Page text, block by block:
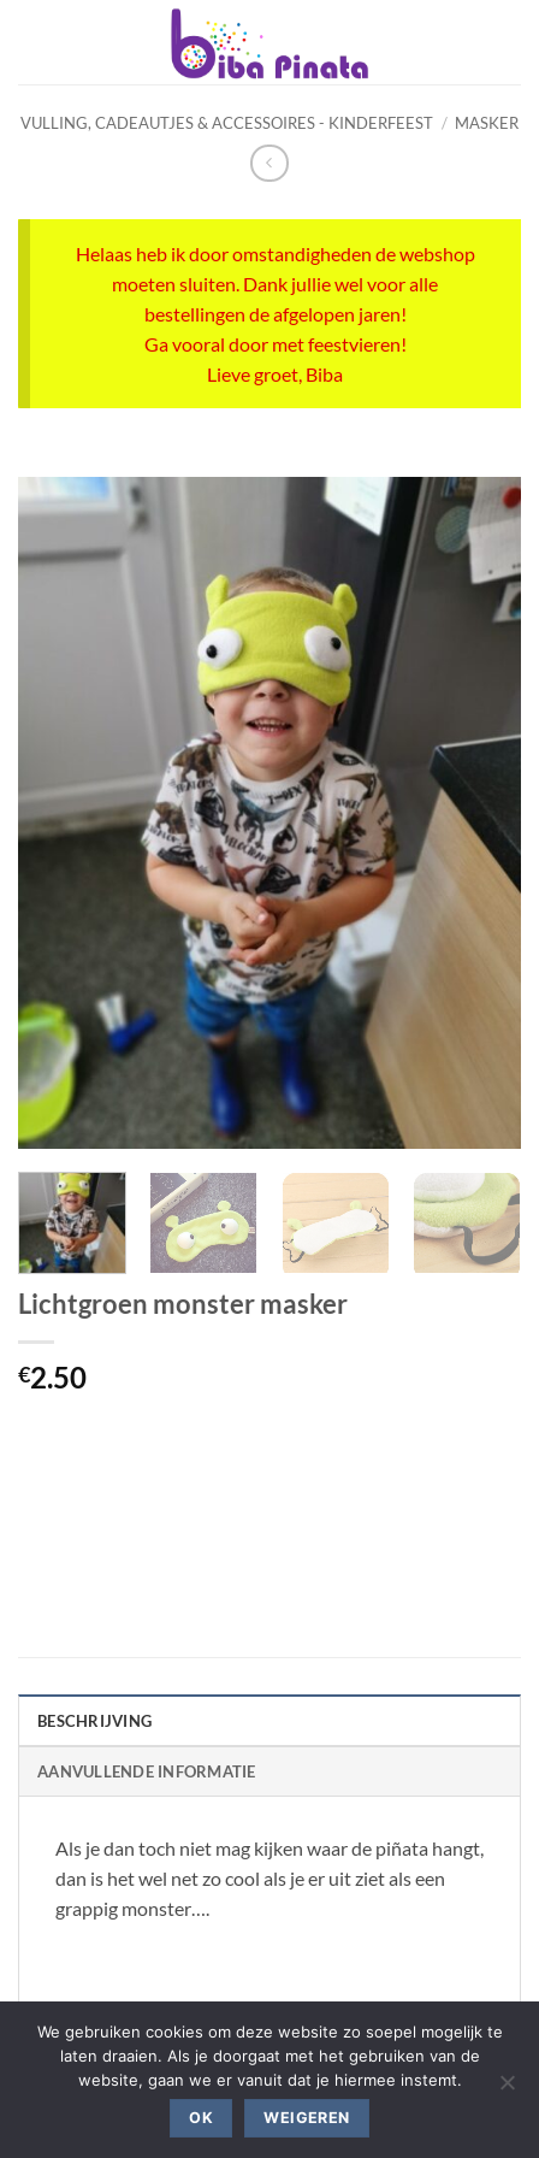
VULLING, CADEAUTJES & ACCESSOIRES - KINDERFEEST / MASKER
Helaas heb ik door omstandigheden de webshop
moeten sluiten. Dank jullie wel voor alle
bestellingen de afgelopen jaren!
Ga vooral door met feestvieren!
Lieve groet, Biba
Lichtgroen monster masker
€2.50
BESCHRIJVING
AANVULLENDE INFORMATIE
Als je dan toch niet mag kijken waar de piñata hangt,
dan is het wel net zo cool als je er uit ziet als een
grappig monster….
We gebruiken cookies om deze website zo soepel mogelijk te
laten draaien. Als je doorgaat met het gebruiken van de
website, gaan we er vanuit dat je hiermee instemt.
OK WEIGEREN